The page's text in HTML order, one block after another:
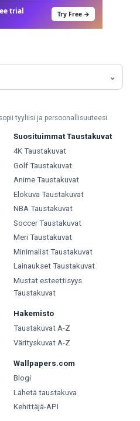
trial Try Free →
tyyliisi ja persoonallisuuteesi.
Suosituimmat Taustakuvat
4K Taustakuvat
Golf Taustakuvat
Anime Taustakuvat
Elokuva Taustakuvat
NBA Taustakuvat
Soccer Taustakuvat
Meri Taustakuvat
Minimalist Taustakuvat
Lainaukset Taustakuvat
Mustat esteettisyys
Taustakuvat
Hakemisto
Taustakuvat A-Z
Värityskuvat A-Z
Wallpapers.com
Blogi
Lähetä taustakuva
Kehittäjä-API